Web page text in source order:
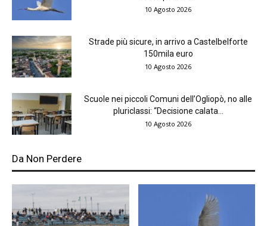
10 Agosto 2026
Strade più sicure, in arrivo a Castelbelforte
150mila euro
10 Agosto 2026
Scuole nei piccoli Comuni dell’Ogliopò, no alle
pluriclassi: “Decisione calata...
10 Agosto 2026
Da Non Perdere